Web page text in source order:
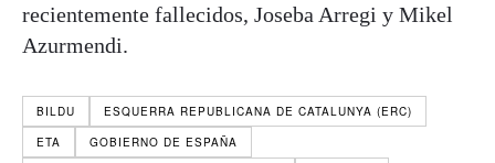
recientemente fallecidos, Joseba Arregi y Mikel
Azurmendi.
BILDU
ESQUERRA REPUBLICANA DE CATALUNYA (ERC)
ETA
GOBIERNO DE ESPAÑA